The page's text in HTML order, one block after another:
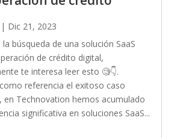
| Dic 21, 2023
la búsqueda de una solución SaaS
de crédito digital,
te interesa leer esto 🧐👇.
referencia el exitoso caso
en Technovation hemos acumulado
significativa en soluciones SaaS...